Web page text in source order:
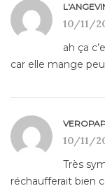
10/11/
ah ça
car elle mange
10/11/
Très
réchaufferait bien